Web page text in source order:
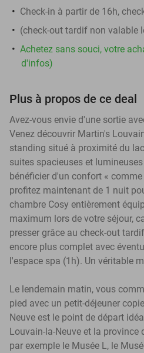
Check-in à partir de 16h,
(check-out tardif non valable
Achetez sans souci, votre
d'infos)
Plus à propos de ce deal
Avez-vous envie d'une sortie
Venez découvrir Martin's
standing situé à proximité du
suites spacieuses et
bénéficier d'un confort «
profitez maintenant de 1 nuit
chambre Cosy entièrement
maximum lors de votre séjour,
presser grâce au check-out
encore plus complet avec
l'espace spa (1h). Un véritable
Le lendemain matin, vous
pied avec un petit-déjeuner
Neuve est le point de départ
Louvain-la-Neuve et la
par exemple le Musée L, le